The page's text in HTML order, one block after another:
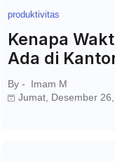
produktivitas
Kenapa
Ada di
By -
Imam M
Jumat, Desember